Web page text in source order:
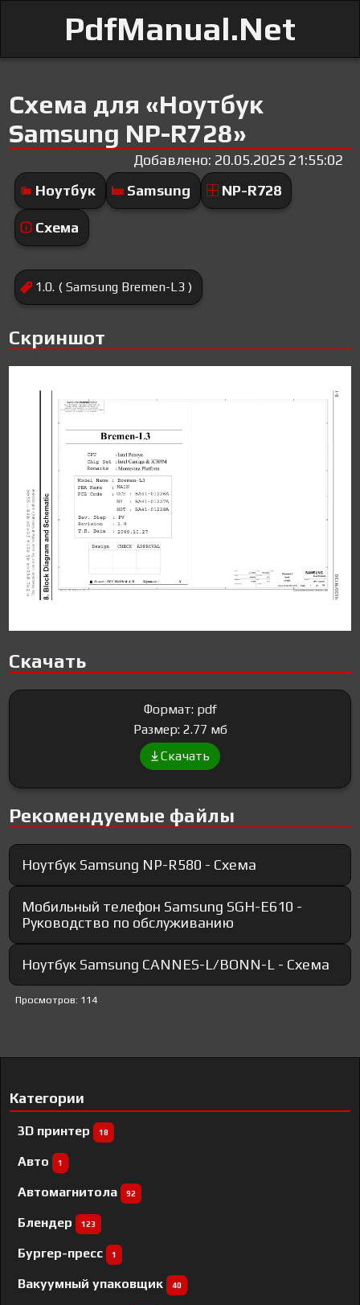
PdfManual.Net
Схема для «Ноутбук
Samsung NP-R728»
Добавлено: 20.05.2025 21:55:02
Ноутбук
Samsung NP-R728
Схема
1.0. ( Samsung Bremen-L3 )
Скриншот
Скачать
Формат: pdf
Размер: 2.77 мб
Скачать
Рекомендуемые файлы
Ноутбук Samsung NP-R580 - Схема
Мобильный телефон Samsung SGH-E610 -
Руководство по обслуживанию
Ноутбук Samsung CANNES-L/BONN-L - Схема
Просмотров: 114
Категории
3D принтер 18
Авто 1
Автомагнитола 92
Блендер 123
Бургер-пресс 1
Вакуумный упаковщик 40